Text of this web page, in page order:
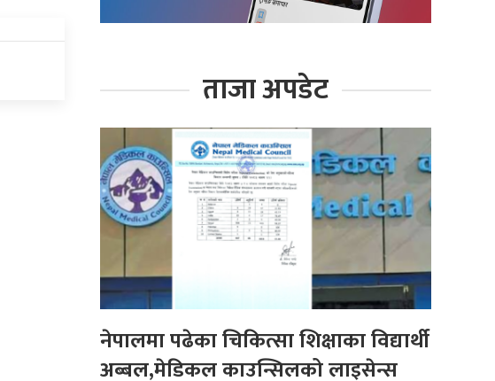
ताजा अपडेट
नेपालमा पढेका चिकित्सा शिक्षाका विद्यार्थी
अब्बल,मेडिकल काउन्सिलको लाइसेन्स